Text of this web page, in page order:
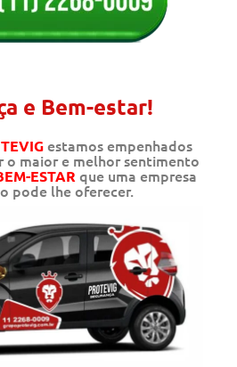
e Bem-estar!
estamos empenhados
o maior e melhor sentimento
ESTAR que uma empresa
pode lhe oferecer.